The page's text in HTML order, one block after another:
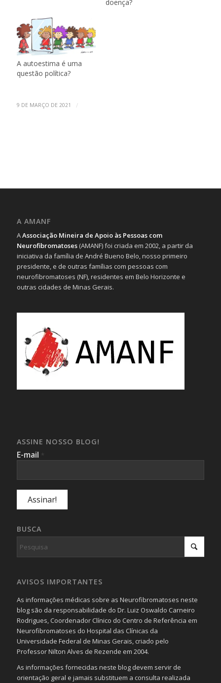
doença?
A autoestima é uma
questão política?
9 DE MARÇO DE 2021 /
A AMANF
AAssociação Mineira de Apoio às Pessoas com
Neurofibromatoses(AMANF) foi criada em 2002, a partir da
iniciativa da família de André Bueno Belo, nosso primeiro
presidente, e de outras famílias com pessoas com
neurofibromatoses (NF), residentes em Belo Horizonte e
outras cidades de Minas Gerais.
ASSINE NOSSO BLOG!
E-mail *
BUSCA
AVISOS IMPORTANTES
As informações médicas sobre as Neurofibromatoses neste
blog são da responsabilidade do Dr. Luiz Oswaldo Carneiro
Rodrigues, Coordenador Clínico do Centro de Referência em
Neurofibromatoses do Hospital das Clínicas da
Universidade Federal de Minas Gerais, criado pelo
Professor Nilton Alves de Rezende em 2004.
As informações fornecidas neste blog devem servir de
orientação geral e jamais substituem a consulta realizada